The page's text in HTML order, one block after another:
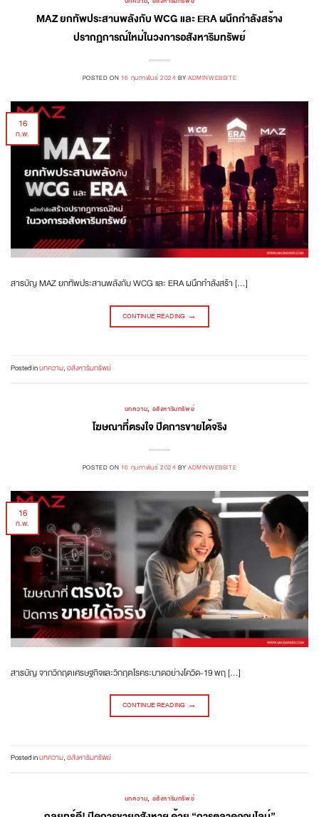
MAZ ยกทัพประสานพลังกับ WCG และ ERA ผนึกกำลังสร้าง
ปรากฏการณ์ใหม่ในวงการอสังหาริมทรัพย์
POSTED ON 16 กุมภาพันธ์ 2024 BYADMINWEBSITE
16
ก.พ.
สารบัญ MAZ ยกทัพประสานพลังกับ WCG และ ERA ผนึกกำลังสร้า […]
CONTINUE READING →
Posted inบทความ,อสังหาริมทรัพย์
บทความ, อสังหาริมทรัพย์
โฆษณาที่ตรงใจ ปิดการขายได้จริง
POSTED ON 16 กุมภาพันธ์ 2024 BYADMINWEBSITE
16
ก.พ.
สารบัญ จากวิกฤตเศรษฐกิจและวิกฤตโรคระบาดอย่างโควิด-19 พฤ […]
CONTINUE READING →
Posted inบทความ,อสังหาริมทรัพย์
บทความ, อสังหาริมทรัพย์